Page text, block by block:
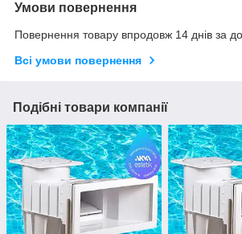
Умови повернення
Повернення товару впродовж 14 днів за
Всі умови повернення
Подібні товари компанії